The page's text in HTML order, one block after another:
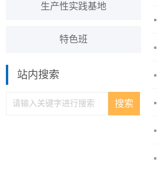
生产性实践基地
特色班
站内搜索